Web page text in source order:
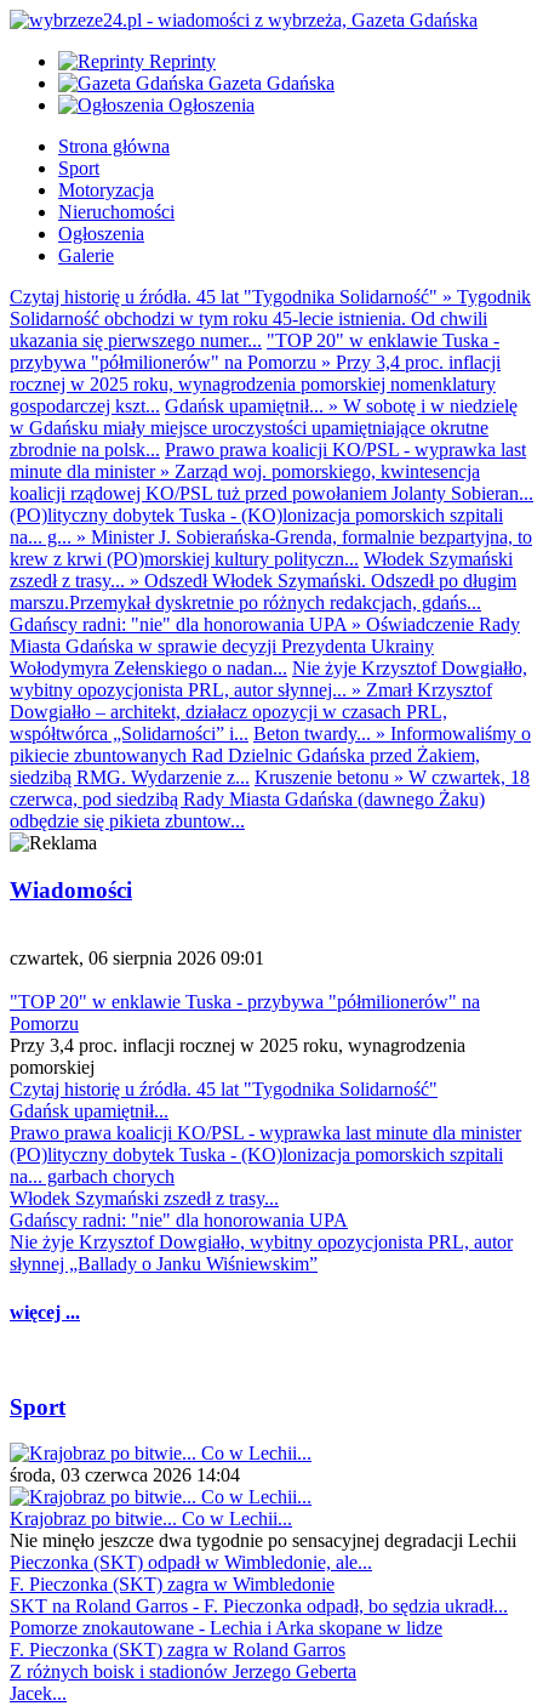
Reprinty
Gazeta Gdańska
Ogłoszenia
Strona główna
Sport
Motoryzacja
Nieruchomości
Ogłoszenia
Galerie
Czytaj historię u źródła. 45 lat "Tygodnika Solidarność" » Tygodnik
Solidarność obchodzi w tym roku 45-lecie istnienia. Od chwili
ukazania się pierwszego numer... "TOP 20" w enklawie Tuska -
przybywa "półmilionerów" na Pomorzu » Przy 3,4 proc. inflacji
rocznej w 2025 roku, wynagrodzenia pomorskiej nomenklatury
gospodarczej kszt... Gdańsk upamiętnił... » W sobotę i w niedzielę
w Gdańsku miały miejsce uroczystości upamiętniające okrutne
zbrodnie na polsk... Prawo prawa koalicji KO/PSL - wyprawka last
minute dla minister» Zarząd woj. pomorskiego, kwintesencja
koalicji rządowej KO/PSL tuż przed powołaniem Jolanty Sobieran...
(PO)lityczny dobytek Tuska - (KO)lonizacja pomorskich szpitali
na... g... » Minister J. Sobierańska-Grenda, formalnie bezpartyjna, to
krew z krwi (PO)morskiej kultury polityczn... Włodek Szymański
zszedł z trasy... » Odszedł Włodek Szymański. Odszedł po długim
marszu.Przemykał dyskretnie po różnych redakcjach, gdańs...
Gdańscy radni: "nie" dla honorowania UPA » Oświadczenie Rady
Miasta Gdańska w sprawie decyzji Prezydenta Ukrainy
Wołodymyra Zełenskiego o nadan... Nie żyje Krzysztof Dowgiałło,
wybitny opozycjonista PRL, autor słynnej... » Zmarł Krzysztof
Dowgiałło – architekt, działacz opozycji w czasach PRL,
współtwórca „Solidarności” i... Beton twardy... » Informowaliśmy o
pikiecie zbuntowanych Rad Dzielnic Gdańska przed Żakiem,
siedzibą RMG. Wydarzenie z... Kruszenie betonu » W czwartek, 18
czerwca, pod siedzibą Rady Miasta Gdańska (dawnego Żaku)
odbędzie się pikieta zbuntow...
Wiadomości
czwartek, 06 sierpnia 2026 09:01
"TOP 20" w enklawie Tuska - przybywa "półmilionerów" na
Pomorzu
Przy 3,4 proc. inflacji rocznej w 2025 roku, wynagrodzenia
pomorskiej
Czytaj historię u źródła. 45 lat "Tygodnika Solidarność"
Gdańsk upamiętnił...
Prawo prawa koalicji KO/PSL - wyprawka last minute dla minister
(PO)lityczny dobytek Tuska - (KO)lonizacja pomorskich szpitali
na... garbach chorych
Włodek Szymański zszedł z trasy...
Gdańscy radni: "nie" dla honorowania UPA
Nie żyje Krzysztof Dowgiałło, wybitny opozycjonista PRL, autor
słynnej „Ballady o Janku Wiśniewskim”
więcej ...
Sport
środa, 03 czerwca 2026 14:04
Krajobraz po bitwie... Co w Lechii...
Nie minęło jeszcze dwa tygodnie po sensacyjnej degradacji Lechii
Pieczonka (SKT) odpadł w Wimbledonie, ale...
F. Pieczonka (SKT) zagra w Wimbledonie
SKT na Roland Garros - F. Pieczonka odpadł, bo sędzia ukradł...
Pomorze znokautowane - Lechia i Arka skopane w lidze
F. Pieczonka (SKT) zagra w Roland Garros
Z różnych boisk i stadionów Jerzego Geberta
Jacek...